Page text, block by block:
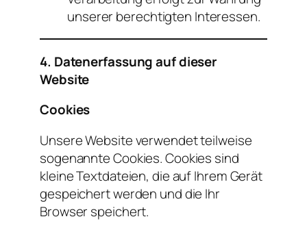
unserer berechtigten Interessen.
4. Datenerfassung auf dieser
Website
Cookies
Unsere Website verwendet teilweise
sogenannte Cookies. Cookies sind
kleine Textdateien, die auf Ihrem Gerät
gespeichert werden und die Ihr
Browser speichert.